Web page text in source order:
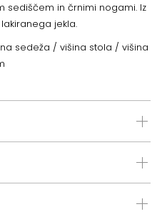
sediščem in črnimi nogami. Iz
jekla.
sedeža / višina stola / višina